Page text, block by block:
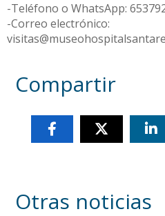
-Teléfono o WhatsApp:
-Correo electrónico:
Compartir
Otras noticias